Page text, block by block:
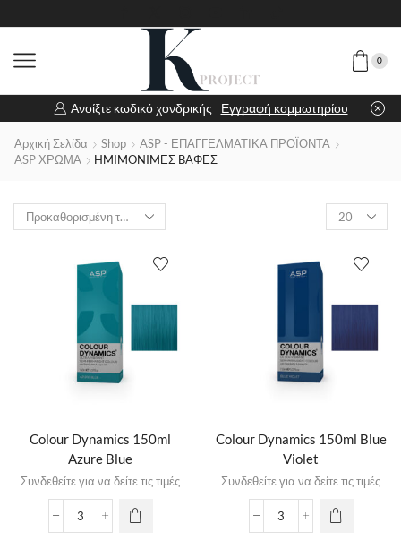
0
Ανοίξτε κωδικό χονδρικής Εγγραφή κομμωτηρίου
Αρχική Σελίδα Shop
ASP - ΕΠΑΓΓΕΛΜΑΤΙΚΑ ΠΡΟΪΟΝΤΑ
ASP ΧΡΩΜΑ
HMIMONIMΕΣ BΑΦΕΣ
Colour Dynamics 150ml
Azure Blue
Συνδεθείτε για να δείτε τις τιμές
Colour Dynamics 150ml Blue
Violet
Συνδεθείτε για να δείτε τις τιμές